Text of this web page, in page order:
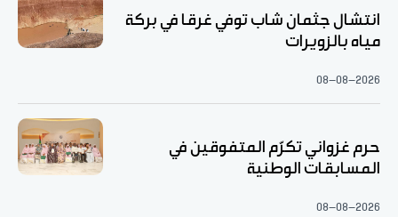
انتشال جثمان شاب توفي غرقا في بركة
مياه بالزويرات
08-08-2026
حرم غزواني تكرّم المتفوقين في
المسابقات الوطنية
08-08-2026